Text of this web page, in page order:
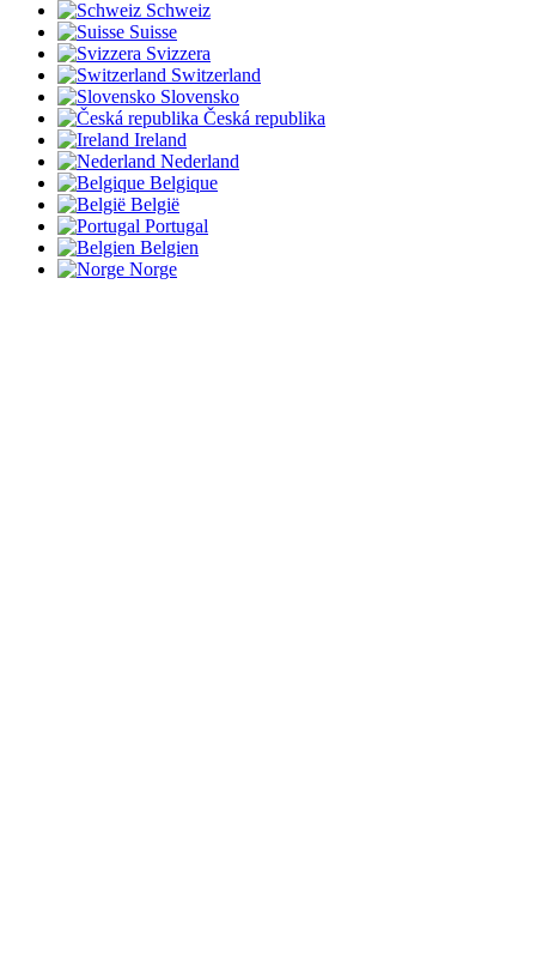
Schweiz
Suisse
Svizzera
Switzerland
Slovensko
Česká republika
Ireland
Nederland
Belgique
België
Portugal
Belgien
Norge